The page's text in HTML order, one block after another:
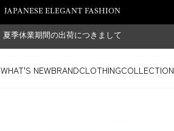
JAPANESE ELEGANT FASHION
夏季休業期間の出荷につきまして
WHAT'S NEWBRANDCLOTHINGCOLLECTION